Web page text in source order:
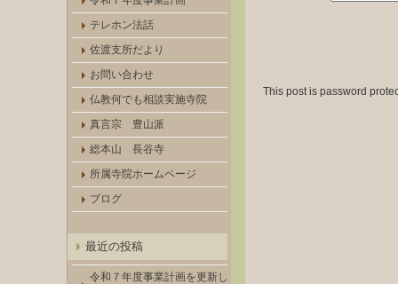
This post is password
テレホン法話
佐渡支所だより
お問い合わせ
仏教何でも相談実施寺院
真言宗 豊山派
総本山 長谷寺
所属寺院ホームページ
ブログ
最近の投稿
令和７年度事業計画を更新し